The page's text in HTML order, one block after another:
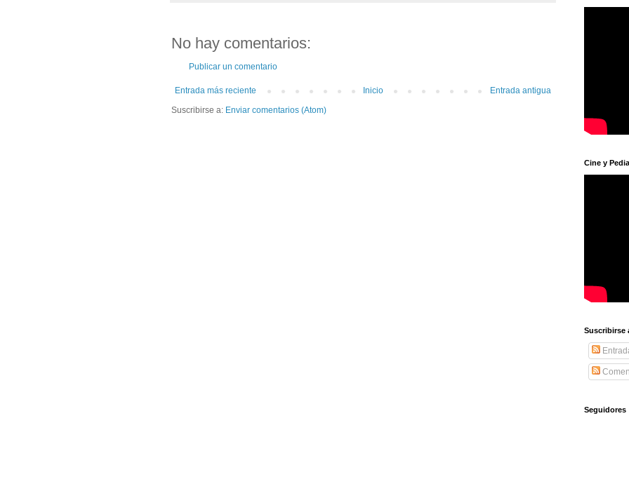
No hay comentarios:
Publicar un comentario
Entrada más reciente Entrada antigua
Inicio
Suscribirse a: Enviar comentarios (Atom)
Cine y
Suscribirse
Seguidores